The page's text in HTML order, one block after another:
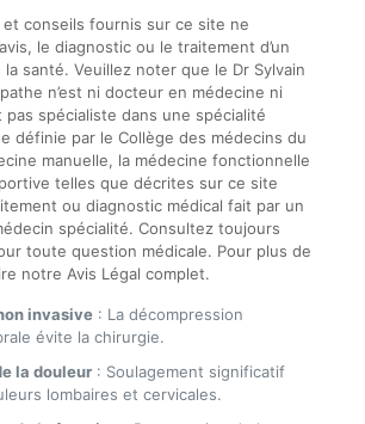
conseils fournis sur ce site ne
le diagnostic ou le traitement d’un
santé. Veuillez noter que le Dr Sylvain
n’est ni docteur en médecine ni
pas spécialiste dans une spécialité
définie par le Collège des médecins du
manuelle, la médecine fonctionnelle
telles que décrites sur ce site
ou diagnostic médical fait par un
spécialité. Consultez toujours
toute question médicale. Pour plus de
notre Avis Légal complet.
invasive: La décompression
évite la chirurgie.
la douleur: Soulagement significatif
lombaires et cervicales.